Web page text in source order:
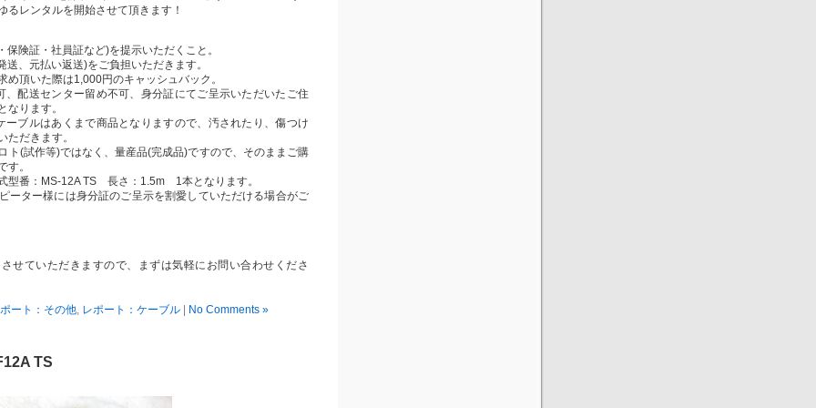
レンタルを開始させて頂きます！
保険証・社員証など)を提示いただくこと。
送、元払い返送)をご負担いただきます。
頂いた際は1,000円のキャッシュバック。
、配送センター留め不可、身分証にてご呈示いただいたご住
なります。
ーブルはあくまで商品となりますので、汚されたり、傷つけ
ただきます。
(試作等)ではなく、量産品(完成品)ですので、そのままご購
す。
番：MS-12A TS 長さ：1.5m 1本となります。
ーター様には身分証のご呈示を割愛していただける場合がご
せていただきますので、まずは気軽にお問い合わせくださ
ート：その他, レポート：ケーブル| No Comments »
TS